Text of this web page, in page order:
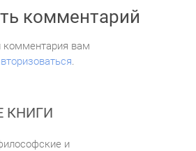
комментарий
комментария вам
.
КНИГИ
и